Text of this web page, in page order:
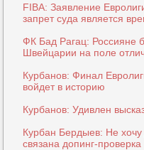
FIBA: Заявление
запрет суда является
ФК Бад Рагац: Россияне
Швейцарии на поле
Курбанов: Финал
войдет в историю
Курбанов: Удивлен
Курбан Бердыев: Не
связана допинг-проверка